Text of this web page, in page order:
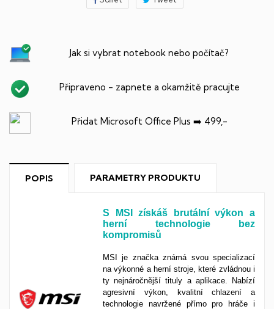
Jak si vybrat notebook nebo počítač?
Připraveno - zapnete a okamžitě pracujte
Přidat Microsoft Office Plus ➡️ 499,-
POPIS PARAMETRY PRODUKTU
S MSI získáš brutální výkon a
herní technologie bez
kompromisů
MSI je značka známá svou specializací
na výkonné a herní stroje, které zvládnou i
ty nejnáročnější tituly a aplikace. Nabízí
agresivní výkon, kvalitní chlazení a
technologie navržené přímo pro hráče i